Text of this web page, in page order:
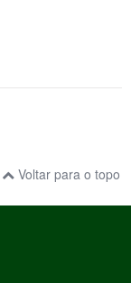
Voltar para o topo